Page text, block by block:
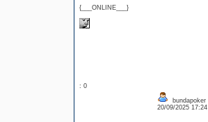
{___ONLINE___}
: 0
bundapoker
20/09/2025